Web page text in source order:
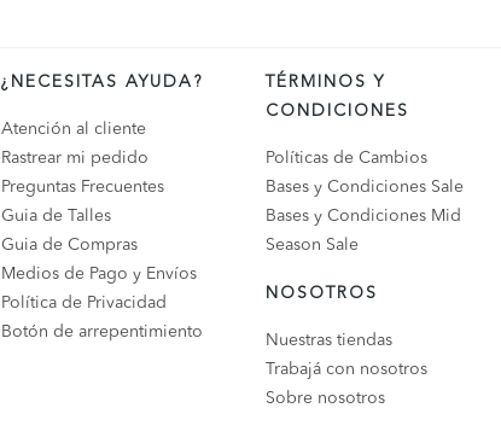
¿NECESITAS AYUDA?
Atención al cliente
Rastrear mi pedido
Preguntas Frecuentes
Guia de Talles
Guia de Compras
Medios de Pago y Envíos
Política de Privacidad
Botón de arrepentimiento
TÉRMINOS Y
CONDICIONES
Políticas de Cambios
Bases y Condiciones Sale
Bases y Condiciones Mid
Season Sale
NOSOTROS
Nuestras tiendas
Trabajá con nosotros
Sobre nosotros